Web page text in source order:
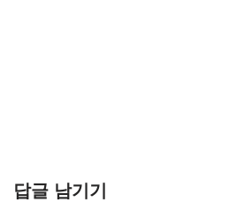
답글 남기기